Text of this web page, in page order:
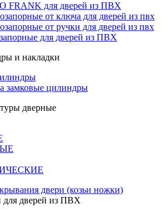
FRANK для дверей из ПВХ
от ключа для дверей из пвх
от ручки для дверей из пвх
для дверей из ПВХ
и накладки
замковые цилиндры
дверные
двери (козьи ножки)
для дверей из ПВХ